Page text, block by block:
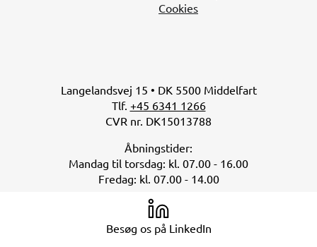
Cookies
Langelandsvej 15 • DK 5500 Middelfart
Tlf. +45 6341 1266
CVR nr. DK15013788
Åbningstider:
Mandag til torsdag: kl. 07.00 - 16.00
Fredag: kl. 07.00 - 14.00
Besøg os på LinkedIn